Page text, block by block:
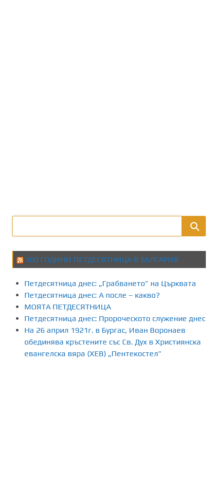
100 ГОДИНИ ПЕТДЕСЯТНИЦА В БЪЛГАРИЯ
Петдесятница днес: „Грабването” на Църквата
Петдесятница днес: А после – какво?
МОЯТА ПЕТДЕСЯТНИЦА
Петдесятница днес: Пророческото служение днес
На 26 април 1921г. в Бургас, Иван Воронаев
обединява кръстените със Св. Дух в Християнска
евангелска вяра (ХЕВ) „Пентекостел”